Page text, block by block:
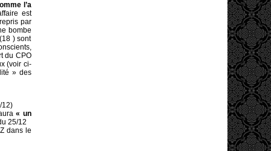
l’a
est
par
bombe
) sont
du CPO
(voir ci-
» des
12)
« un
25/12
dans le